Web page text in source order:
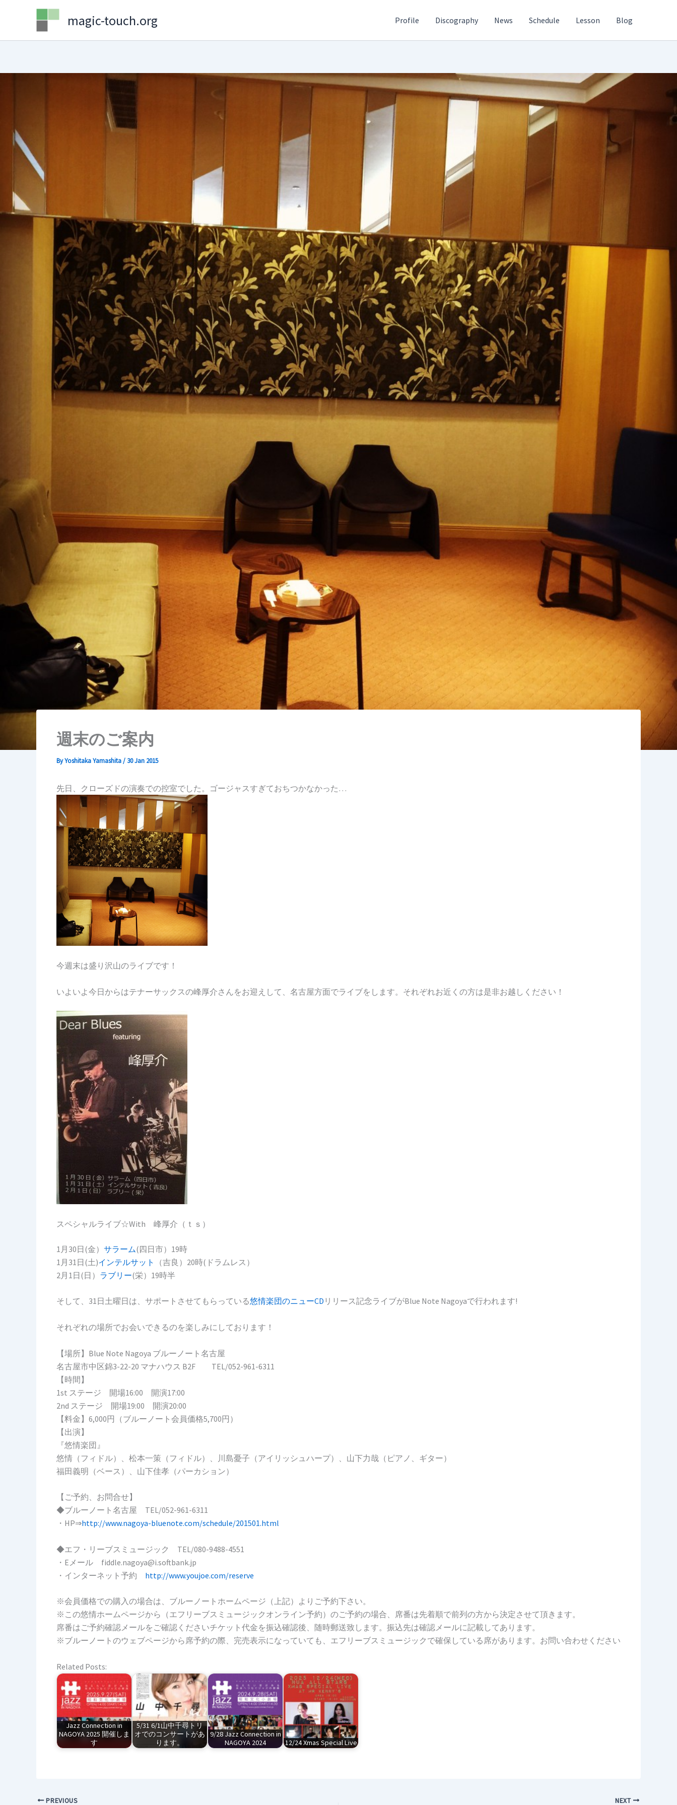
magic-touch.org Profile Discography News Schedule Lesson Blog
週末のご案内
ByYoshitaka Yamashita/ 30 Jan 2015
先日、クローズドの演奏での控室でした。ゴージャスすぎておちつかなかった…
今週末は盛り沢山のライブです！
いよいよ今日からはテナーサックスの峰厚介さんをお迎えして、名古屋方面でライブをします。それぞれお近くの方は是非お越しください！
スペシャルライブ☆With 峰厚介（ｔｓ）
1月30日(金） サラーム(四日市）19時
1月31日(土)インテルサット
（吉良）20時(ドラムレス）
2月1日(日） ラブリー(栄）19時半
そして、31日土曜日は、サポートさせてもらっている悠情楽団のニューCD リリース記念ライブがBlue Note Nagoyaで行われます!
それぞれの場所でお会いできるのを楽しみにしております！
【場所】Blue Note Nagoya ブルーノート名古屋
名古屋市中区錦3-22-20 マナハウス B2F TEL/052-961-6311
【時間】
1st ステージ 開場16:00 開演17:00
2nd ステージ 開場19:00 開演20:00
【料金】6,000円（ブルーノート会員価格5,700円）
【出演】
『悠情楽団』
悠情（フィドル）、松本一策（フィドル）、川島憂子（アイリッシュハープ）、山下力哉（ピアノ、ギター）
福田義明（ベース）、山下佳孝（パーカション）
【ご予約、お問合せ】
◆ブルーノート名古屋 TEL/052-961-6311
・HP⇒http://www.nagoya-bluenote.com/schedule/201501.html
◆エフ・リーブスミュージック TEL/080-9488-4551
・Eメール fiddle.nagoya@i.softbank.jp
・インターネット予約 http://www.youjoe.com/reserve
※会員価格での購入の場合は、ブルーノートホームページ（上記）よりご予約下さい。
※この悠情ホームページから（エフリーブスミュージックオンライン予約）のご予約の場合、席番は先着順で前列の方から決定させて頂きます。
席番はご予約確認メールをご確認くださいチケット代金を振込確認後、随時郵送致します。振込先は確認メールに記載してあります。
※ブルーノートのウェブページから席予約の際、完売表示になっていても、エフリーブスミュージックで確保している席があります。お問い合わせください
Related Posts:
Jazz Connection in
NAGOYA 2025 開催しま
す
5/31 6/1山中千尋トリ
オでのコンサートがあ
ります。
9/28 Jazz Connection in
NAGOYA 2024
12/24 Xmas Special Live
PREVIOUS NEXT